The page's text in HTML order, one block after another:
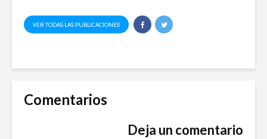
VER TODAS LAS PUBLICACIONES
Comentarios
Deja un comentario